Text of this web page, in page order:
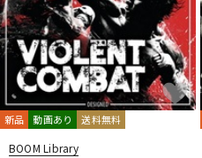
新品 動画あり 送料無料
BOOM Library